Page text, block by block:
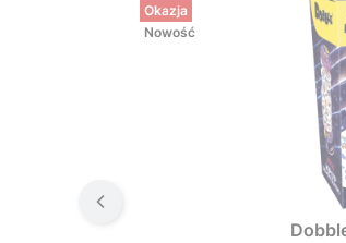
Okazja
Nowość